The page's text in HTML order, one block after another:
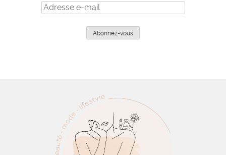
Adresse
e-
Abonnez-vous